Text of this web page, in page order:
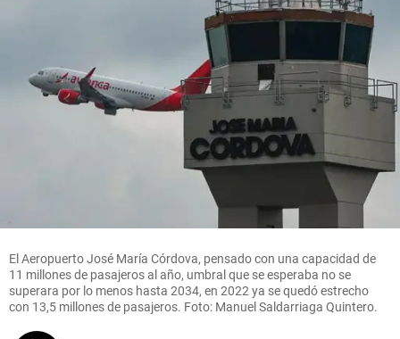
El Aeropuerto José María Córdova, pensado con una capacidad de
11 millones de pasajeros al año, umbral que se esperaba no se
superara por lo menos hasta 2034, en 2022 ya se quedó estrecho
con 13,5 millones de pasajeros. Foto: Manuel Saldarriaga Quintero.